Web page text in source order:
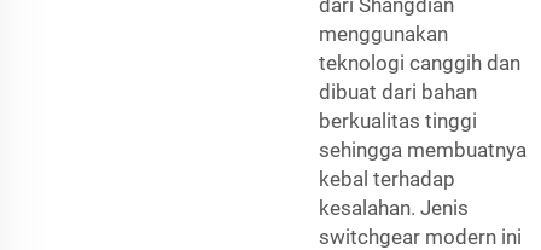
menggunakan
teknologi canggih dan
dibuat dari bahan
berkualitas tinggi
sehingga membuatnya
kebal terhadap
kesalahan. Jenis
switchgear modern ini